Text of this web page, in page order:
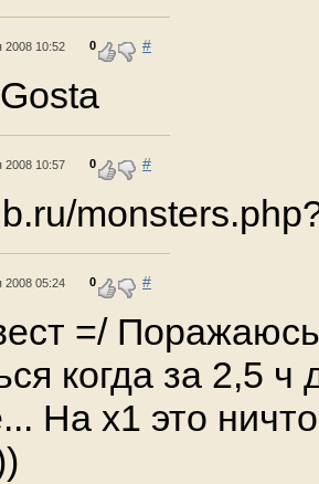
2008 10:52 0 #
2008 10:57 0 #
2008 05:24 0 #
=/
когда за 2,5
На х1 это